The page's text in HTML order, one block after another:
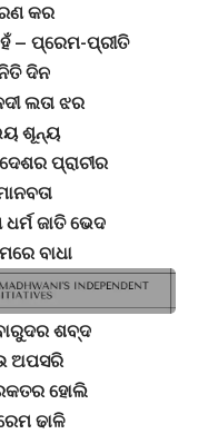
କର
– ପ୍ରେମ-ପ୍ରୀତି
ଦିନ
ଲତା ଝର
ଶୂନ୍ୟ
ପ୍ରାଚୀର
ଜାତି ଭେଦ
ବାଧା
ଶବ୍ଦ
ଅପସରି
ହୋଲି
ଢାଳି